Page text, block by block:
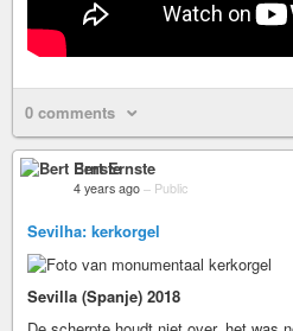
0 comments
Bert Ernste
4 years ago – Public
Sevilha: kerkorgel
Sevilla (Spanje) 2018